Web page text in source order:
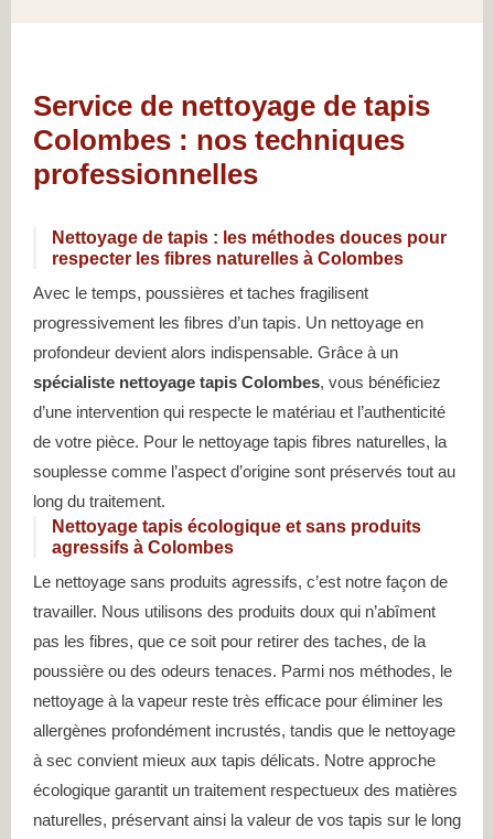
Service de nettoyage de tapis
Colombes : nos techniques
professionnelles
Nettoyage de tapis : les méthodes douces pour
respecter les fibres naturelles à Colombes
Avec le temps, poussières et taches fragilisent
progressivement les fibres d’un tapis. Un nettoyage en
profondeur devient alors indispensable. Grâce à un
spécialiste nettoyage tapis Colombes, vous bénéficiez
d’une intervention qui respecte le matériau et l’authenticité
de votre pièce. Pour le nettoyage tapis fibres naturelles, la
souplesse comme l’aspect d’origine sont préservés tout au
long du traitement.
Nettoyage tapis écologique et sans produits
agressifs à Colombes
Le nettoyage sans produits agressifs, c’est notre façon de
travailler. Nous utilisons des produits doux qui n’abîment
pas les fibres, que ce soit pour retirer des taches, de la
poussière ou des odeurs tenaces. Parmi nos méthodes, le
nettoyage à la vapeur reste très efficace pour éliminer les
allergènes profondément incrustés, tandis que le nettoyage
à sec convient mieux aux tapis délicats. Notre approche
écologique garantit un traitement respectueux des matières
naturelles, préservant ainsi la valeur de vos tapis sur le long